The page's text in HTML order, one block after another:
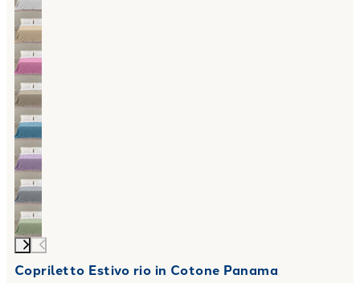
Copriletto Estivo rio in Cotone Panama